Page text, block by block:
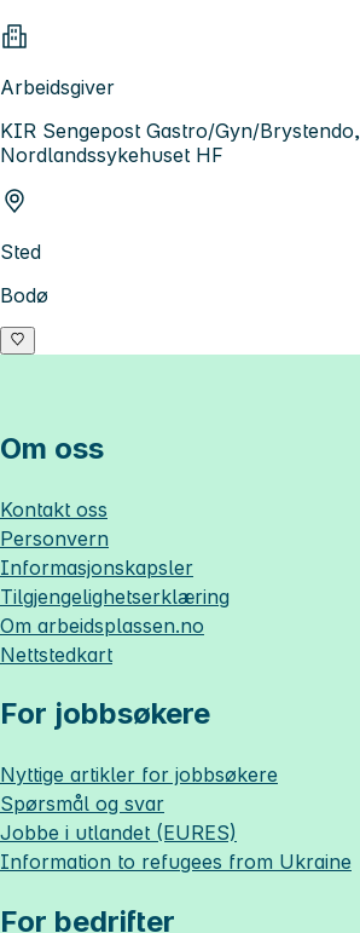
Arbeidsgiver
KIR Sengepost Gastro/Gyn/Brystendo,
Nordlandssykehuset HF
Sted
Bodø
Om oss
Kontakt oss
Personvern
Informasjonskapsler
Tilgjengelighetserklæring
Om arbeidsplassen.no
Nettstedkart
For jobbsøkere
Nyttige artikler for jobbsøkere
Spørsmål og svar
Jobbe i utlandet (EURES)
Information to refugees from Ukraine
For bedrifter